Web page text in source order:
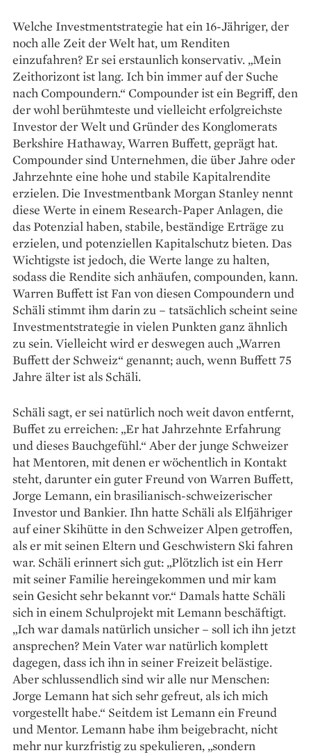
Welche Investmentstrategie hat ein 16-Jähriger, der
noch alle Zeit der Welt hat, um Renditen
einzufahren? Er sei erstaunlich konservativ. „Mein
Zeithorizont ist lang. Ich bin immer auf der Suche
nach Com­poundern.“ Compounder ist ein Begriff, den
der wohl berühmteste und vielleicht erfolgreichste
Investor der Welt und Gründer des Konglo­merats
Berkshire Hathaway, Warren Buffett, geprägt hat.
Compounder sind Unternehmen, die über Jahre oder
Jahrzehnte eine hohe und stabile Kapitalrendite
erzielen. Die Investmentbank Morgan Stanley nennt
diese Werte in einem Research-Paper Anlagen, die
das Potenzial haben, stabile, beständige Erträge zu
erzielen, und potenziellen Kapitalschutz bieten. Das
Wichtigste ist jedoch, die Werte lange zu halten,
sodass die Rendite sich anhäufen, compounden, kann.
Warren Buffett ist Fan von diesen Compoundern und
Schäli stimmt ihm darin zu – tatsächlich scheint seine
Investmentstrategie in vielen Punkten ganz ähnlich
zu sein. Vielleicht wird er deswegen auch „Warren
Buffett der Schweiz“ genannt; auch, wenn Buffett 75
Jahre älter ist als Schäli.
Schäli sagt, er sei natürlich noch weit davon entfernt,
Buffet zu erreichen: „Er hat Jahrzehnte Erfahrung
und dieses Bauchgefühl.“ Aber der junge Schweizer
hat Mentoren, mit denen er wöchentlich in Kontakt
steht, darunter ein guter Freund von Warren Buffett,
Jorge Lemann, ein brasilianisch-schweizerischer
Investor und Bankier. Ihn hatte Schäli als Elfjähriger
auf einer Skihütte in den Schweizer Alpen getroffen,
als er mit seinen Eltern und Geschwistern Ski fahren
war. Schäli erinnert sich gut: „Plötzlich ist ein Herr
mit seiner Familie herein­gekommen und mir kam
sein Gesicht sehr bekannt vor.“ Damals hatte Schäli
sich in einem Schulprojekt mit Lemann beschäftigt.
„Ich war damals natürlich unsicher – soll ich ihn jetzt
ansprechen? Mein Vater war natürlich komplett
dagegen, dass ich ihn in seiner Freizeit belästige.
Aber schlussendlich sind wir alle nur Menschen:
Jorge Lemann hat sich sehr gefreut, als ich mich
vorgestellt habe.“ Seitdem ist Lemann ein Freund
und Mentor. Lemann habe ihm beigebracht, nicht
mehr nur kurzfristig zu spekulieren, „sondern